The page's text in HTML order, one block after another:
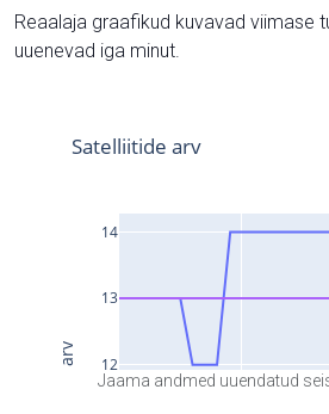
Reaalaja graafikud kuvavad viimase
uuenevad iga minut.
Jaama andmed uuendatud